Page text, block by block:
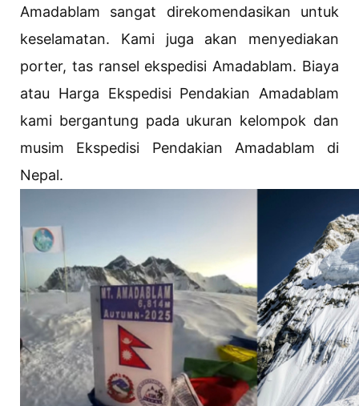
Amadablam sangat direkomendasikan untuk
keselamatan. Kami juga akan menyediakan
porter, tas ransel ekspedisi Amadablam. Biaya
atau Harga Ekspedisi Pendakian Amadablam
kami bergantung pada ukuran kelompok dan
musim Ekspedisi Pendakian Amadablam di
Nepal.